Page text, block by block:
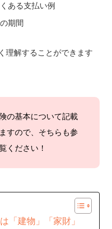
ある支払い例
期間
理解することができます
の基本について記載
すので、そちらも参
ください！
「建物」「家財」